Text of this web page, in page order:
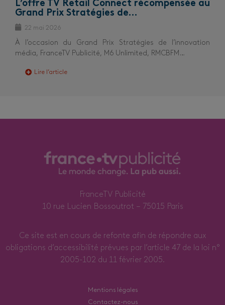
L’offre TV Retail Connect récompensée au
Grand Prix Stratégies de…
22 mai 2026
À l’occasion du Grand Prix Stratégies de l’innovation
média, FranceTV Publicité, M6 Unlimited, RMCBFM…
Lire l’article
FranceTV Publicité
10 rue Lucien Bossoutrot – 75015 Paris
Ce site est en cours de refonte afin de répondre aux
obligations d’accessibilité prévues par l’article 47 de la loi n°
2005-102 du 11 février 2005.
Mentions légales
Contactez-nous